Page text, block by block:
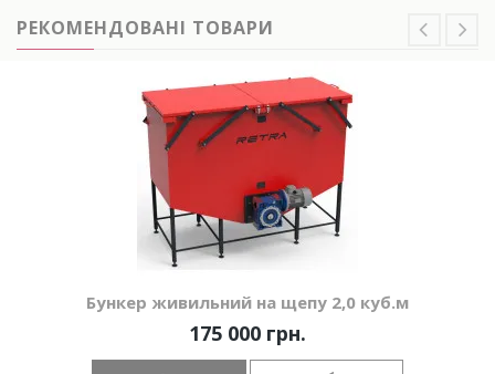
РЕКОМЕНДОВАНІ ТОВАРИ
Бункер живильний на щепу 2,0 куб.м
175 000 грн.